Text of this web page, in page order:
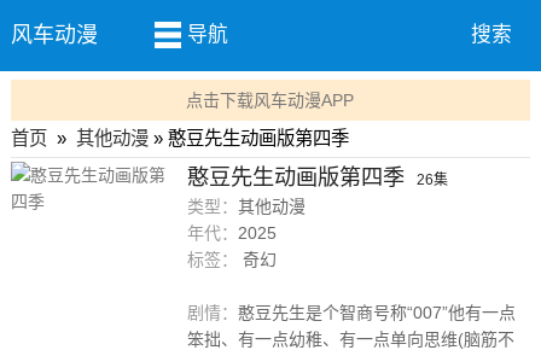
风车动漫 导航 搜索
点击下载风车动漫APP
首页 » 其他动漫» 憨豆先生动画版第四季
憨豆先生动画版第四季 26集
类型：其他动漫
年代： 2025
标签：
奇幻
剧情：憨豆先生是个智商号称“007”他有一点
笨拙、有一点幼稚、有一点单向思维(脑筋不